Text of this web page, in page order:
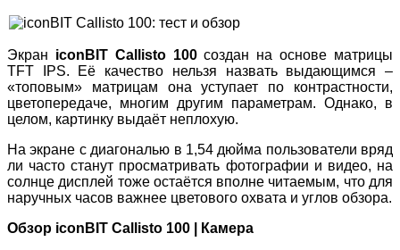
Экран iconBIT Callisto 100создан на основе матрицы
TFT IPS. Её качество нельзя назвать выдающимся –
«топовым» матрицам она уступает по контрастности,
цветопередаче, многим другим параметрам. Однако, в
целом, картинку выдаёт неплохую.
На экране с диагональю в 1,54 дюйма пользователи вряд
ли часто станут просматривать фотографии и видео, на
солнце дисплей тоже остаётся вполне читаемым, что для
наручных часов важнее цветового охвата и углов обзора.
Обзор iconBIT Callisto 100 | Камера